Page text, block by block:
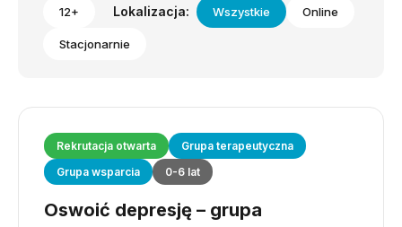
12+ Lokalizacja: Wszystkie Online
Stacjonarnie
Rekrutacja otwarta
Grupa terapeutyczna
Grupa wsparcia
0-6 lat
Oswoić depresję – grupa